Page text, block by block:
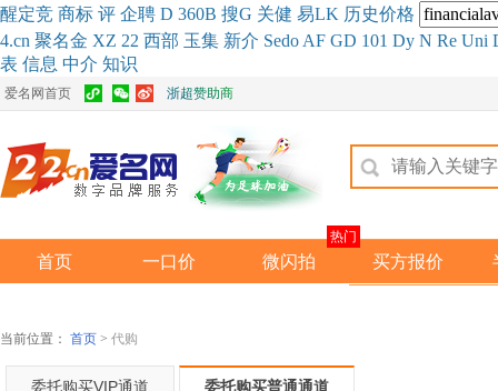
醒定竞 商标 评 企聘 D 360B 搜G 关健 易LK 历史价格
4.cn 聚名金 XZ 22 西部 玉集 新介 Sedo AF GD 101 Dy N Re Uni
表 信息 中介 知识